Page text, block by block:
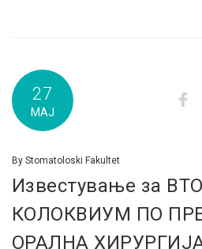
27
МАЈ
By Stomatoloski Fakultet
Известување за
КОЛОКВИУМ ПО
ОРАЛНА